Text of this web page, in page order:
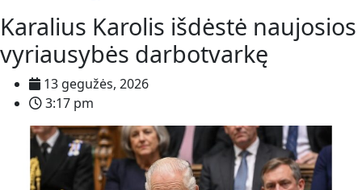
Karalius Karolis išdėstė naujosios
vyriausybės darbotvarkę
13 gegužės, 2026
3:17 pm